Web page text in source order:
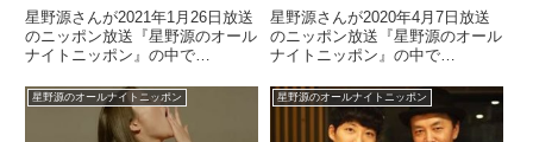
星野源さんが2021年1月26日放送
のニッポン放送『星野源のオール
ナイトニッポン』の中で
リウッド 過去、現在、そして』
についてトーク。ジェンダーやセ
クシャリティーについて話してい
星野源さんが2020年4月7日放送
のニッポン放送『星野源のオール
ナイトニッポン』の中で
feat. Louis Cole』を紹介していま
した。（星野源）さて、今日の1
曲目に行ってみまし...
星野源のオールナイトニッポン 星野源のオールナイトニッポン